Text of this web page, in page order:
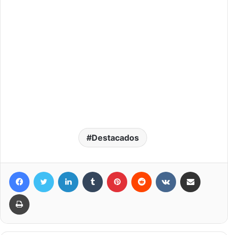
Destacados
FacebookTwitter LinkedIn Tumblr Pinterest Reddit VKontakte
Imprimir